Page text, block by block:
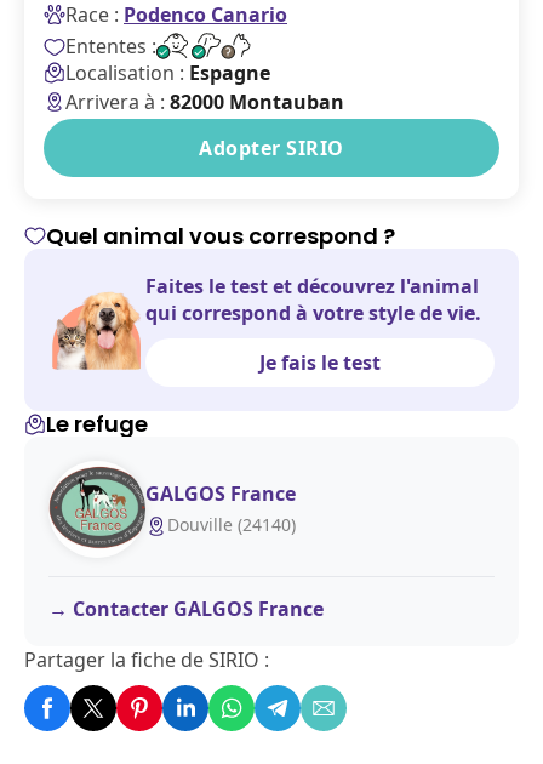
Race : Podenco Canario
Ententes :
Localisation : Espagne
Arrivera à : 82000 Montauban
Adopter SIRIO
Quel animal vous correspond ?
Faites le test et découvrez l'animal
qui correspond à votre style de vie.
Je fais le test
Le refuge
GALGOS France
Douville (24140)
Contacter GALGOS France
Partager la fiche de SIRIO :